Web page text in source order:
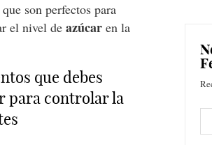
son perfectos para
el nivel deazúcar en la
que debes
para controlar la